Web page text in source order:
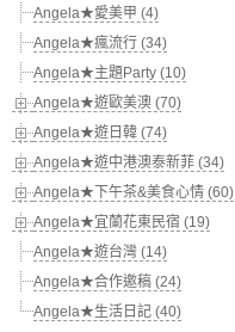
Angela★愛美甲 (4)
Angela★瘋流行 (34)
Angela★主題Party (10)
Angela★遊歐美澳 (70)
Angela★遊日韓 (74)
Angela★遊中港澳泰新菲 (34)
Angela★下午茶&美食心情 (60)
Angela★宜蘭花東民宿 (19)
Angela★遊台灣 (14)
Angela★合作邀稿 (24)
Angela★生活日記 (40)